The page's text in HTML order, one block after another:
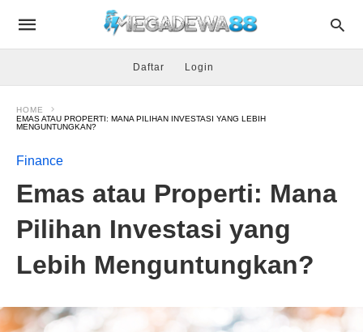
Daftar Login
HOME
EMAS ATAU PROPERTI: MANA PILIHAN INVESTASI YANG LEBIH
MENGUNTUNGKAN?
Finance
Emas atau Properti: Mana
Pilihan Investasi yang
Lebih Menguntungkan?